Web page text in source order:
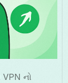
VPN નો